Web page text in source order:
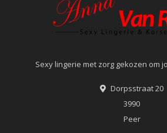
Sexy lingerie met zorg gekozen om
Dorpsstraat 20
3990
Peer